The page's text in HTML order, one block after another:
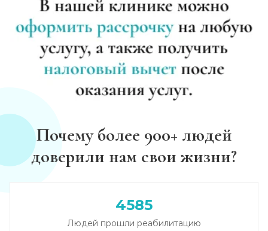
Почему более 900+ людей
доверили нам свои жизни?
4585
Людей прошли реабилитацию